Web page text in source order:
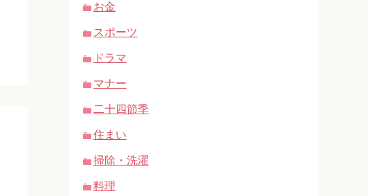
お金
スポーツ
ドラマ
マナー
二十四節季
住まい
掃除・洗濯
料理